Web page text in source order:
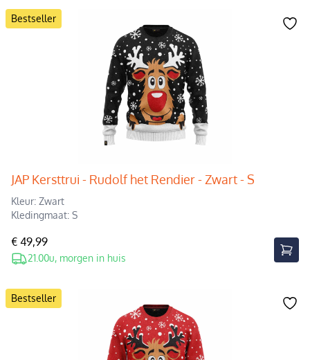
Bestseller
JAP Kersttrui - Rudolf het Rendier - Zwart - S
Kleur: Zwart
Kledingmaat: S
€ 49,99
21.00u, morgen in huis
Bestseller